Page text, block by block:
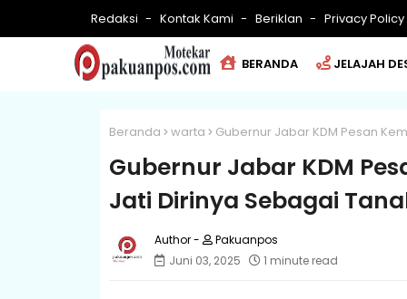
Redaksi Kontak Kami Beriklan Privacy Policy
BERANDA JELAJAH
Beranda warta Gubernur Jabar KDM Pesan
Gubernur Jabar KDM
Jati Dirinya Sebagai
Pakuanpos
Juni 03, 2025
1 minute read